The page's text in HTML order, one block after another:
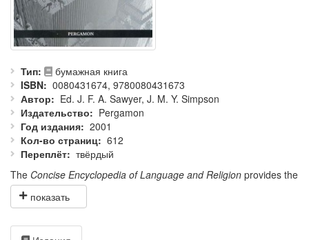
Тип
бумажная книга
ISBN
0080431674, 9780080431673
Автор
Ed. J. F. A. Sawyer, J. M. Y. Simpson
Издательство
Pergamon
Год издания
2001
Кол-во страниц
612
Переплёт
твёрдый
The Concise Encyclopedia of Language and Religion provides the
specialist and the general reader with accurate, up-to-date
information on every aspect of the crucial interface between
articles by scholars in many fields is provided both in a clear